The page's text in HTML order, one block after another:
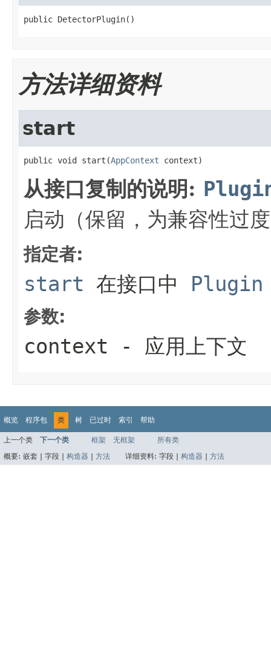
public DetectorPlugin()
方法详细资料
start
public void start(AppContext context)
从接口复制的说明:
启动（保留，为兼容性过
指定者:
start 在接口中 Plugin
参数:
context - 应用上下文
概览 程序包 类 树 已过时 索引 帮助
上一个类 下一个类 框架 无框架
所有类
概要: 嵌套 | 字段 | 构造器 方法 详细资料: 字段 | 构造器 方法